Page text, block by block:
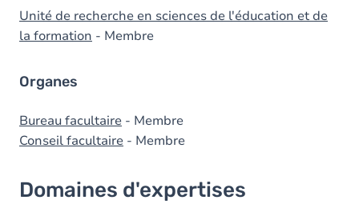
Unité de recherche en sciences de l'éducation et de
la formation - Membre
Organes
Bureau facultaire - Membre
Conseil facultaire - Membre
Domaines d'expertises